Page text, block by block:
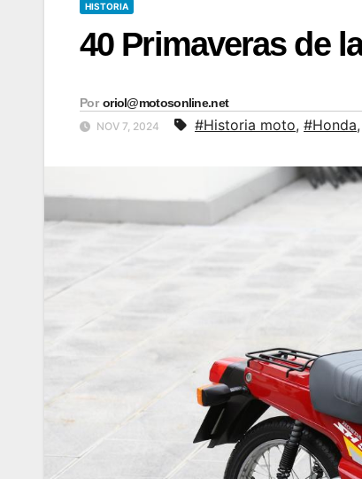
HISTORIA
40 Primaveras de
Por oriol@motosonline.net
NOV 7, 2024 #Historia moto, #Honda,